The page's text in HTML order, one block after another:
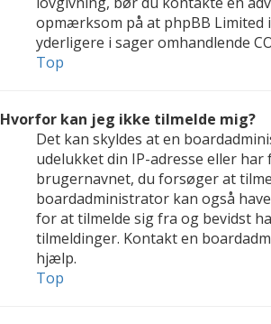
opmærksom på at phpBB Limited
yderligere i sager omhandlende
Top
Hvorfor kan jeg ikke tilmelde mig?
Det kan skyldes at en
udelukket din IP-adresse eller
brugernavnet, du forsøger at
boardadministrator kan også
for at tilmelde sig fra og bevidst
tilmeldinger. Kontakt en
hjælp.
Top